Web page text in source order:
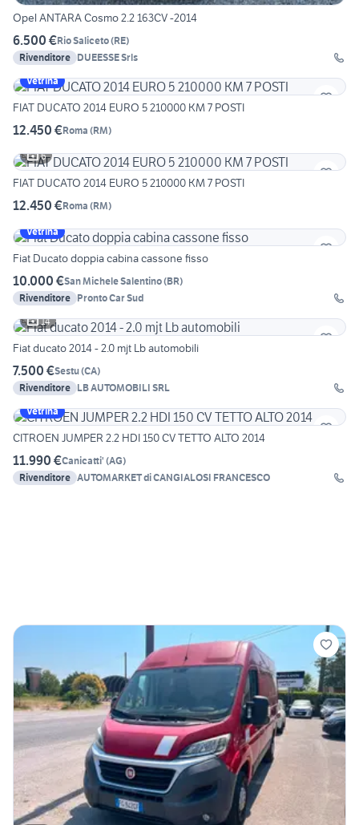
Opel ANTARA Cosmo 2.2 163CV -2014
6.500 €Rio Saliceto(RE)
Rivenditore DUEESSE Srls
Vetrina
FIAT DUCATO 2014 EURO 5 210000 KM 7 POSTI
12.450 €Roma (RM)
6
FIAT DUCATO 2014 EURO 5 210000 KM 7 POSTI
12.450 €Roma (RM)
Vetrina
Fiat Ducato doppia cabina cassone fisso
10.000 €San Michele Salentino(BR)
Rivenditore Pronto Car Sud
14
Fiat ducato 2014 - 2.0 mjt Lb automobili
7.500 €Sestu(CA)
Rivenditore
LB AUTOMOBILI SRL
Vetrina
CITROEN JUMPER 2.2 HDI 150 CV TETTO ALTO 2014
11.990 €Canicatti' (AG)
Rivenditore AUTOMARKET di CANGIALOSI FRANCESCO